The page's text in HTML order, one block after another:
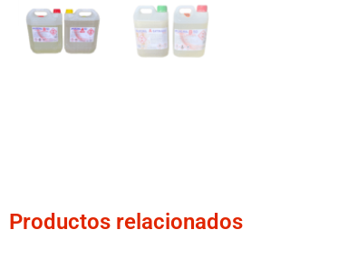
Productos relacionados